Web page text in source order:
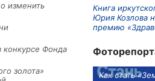
изменить
конкурсе Фонда
золота»
Книга
Юрия Козлова
премию
9 миллионов
Как стать